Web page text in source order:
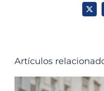
X
Artículos